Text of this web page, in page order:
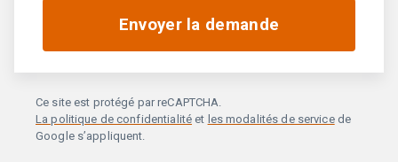
Envoyer la demande
Ce site est protégé par reCAPTCHA.
La politique de confidentialité et les modalités de servicede
Google s’appliquent.